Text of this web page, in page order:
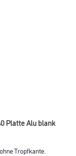
Platte Alu blank
Tropfkante.